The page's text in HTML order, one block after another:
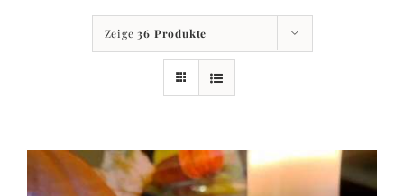
Restaurant
Anfahrt + Kontakt
Zeige36 Produkte